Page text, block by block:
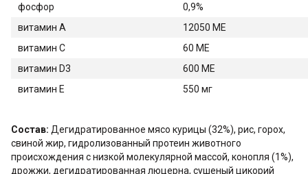
фосфор
0,9%
витамин A
12050 ME
витамин C
60 ME
витамин D3
600 ME
витамин E
550 мг
Состав: Дегидратированное мясо курицы (32%), рис, горох,
свиной жир, гидролизованный протеин животного
происхождения с низкой молекулярной массой, конопля (1%),
дрожжи, дегидратированная люцерна, сушеный цикорий